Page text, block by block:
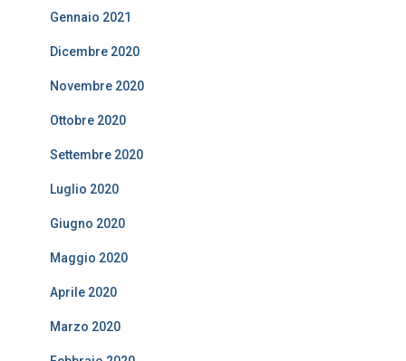
Gennaio 2021
Dicembre 2020
Novembre 2020
Ottobre 2020
Settembre 2020
Luglio 2020
Giugno 2020
Maggio 2020
Aprile 2020
Marzo 2020